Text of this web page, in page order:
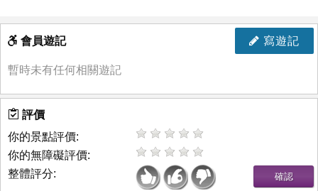
寫遊記
會員遊記
暫時未有任何相關遊記
評價
你的景點評價:
你的無障礙評價:
整體評分: